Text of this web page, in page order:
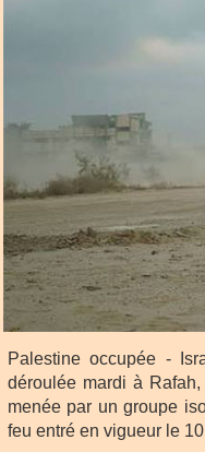
Palestine occupée -
déroulée mardi à
menée par un groupe
feu entré en vigueur le